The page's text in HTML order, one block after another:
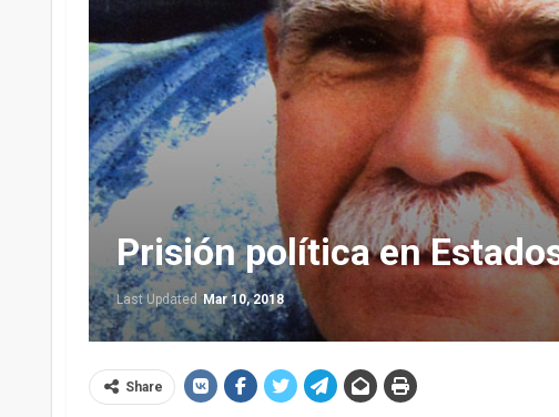
Prisión política en
Last Updated Mar 10, 2018
Share